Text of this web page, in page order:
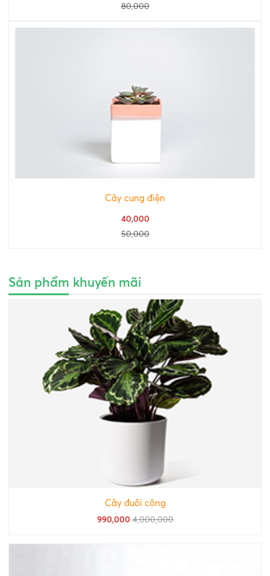
80,000
Cây cung điện
40,000
50,000
Sản phẩm khuyến mãi
Cây đuôi công
990,000 4,000,000